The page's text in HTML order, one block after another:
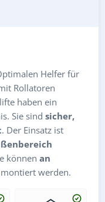
Helfer für
Rollatoren
haben ein
Sie sind sicher,
. Der Einsatz ist
können an
montiert werden.